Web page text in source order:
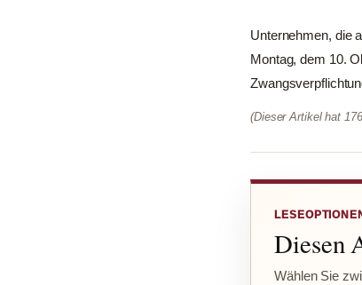
Unternehmen, die
Montag, dem 10.
(Dieser Artikel hat
Diesen
Wählen Sie